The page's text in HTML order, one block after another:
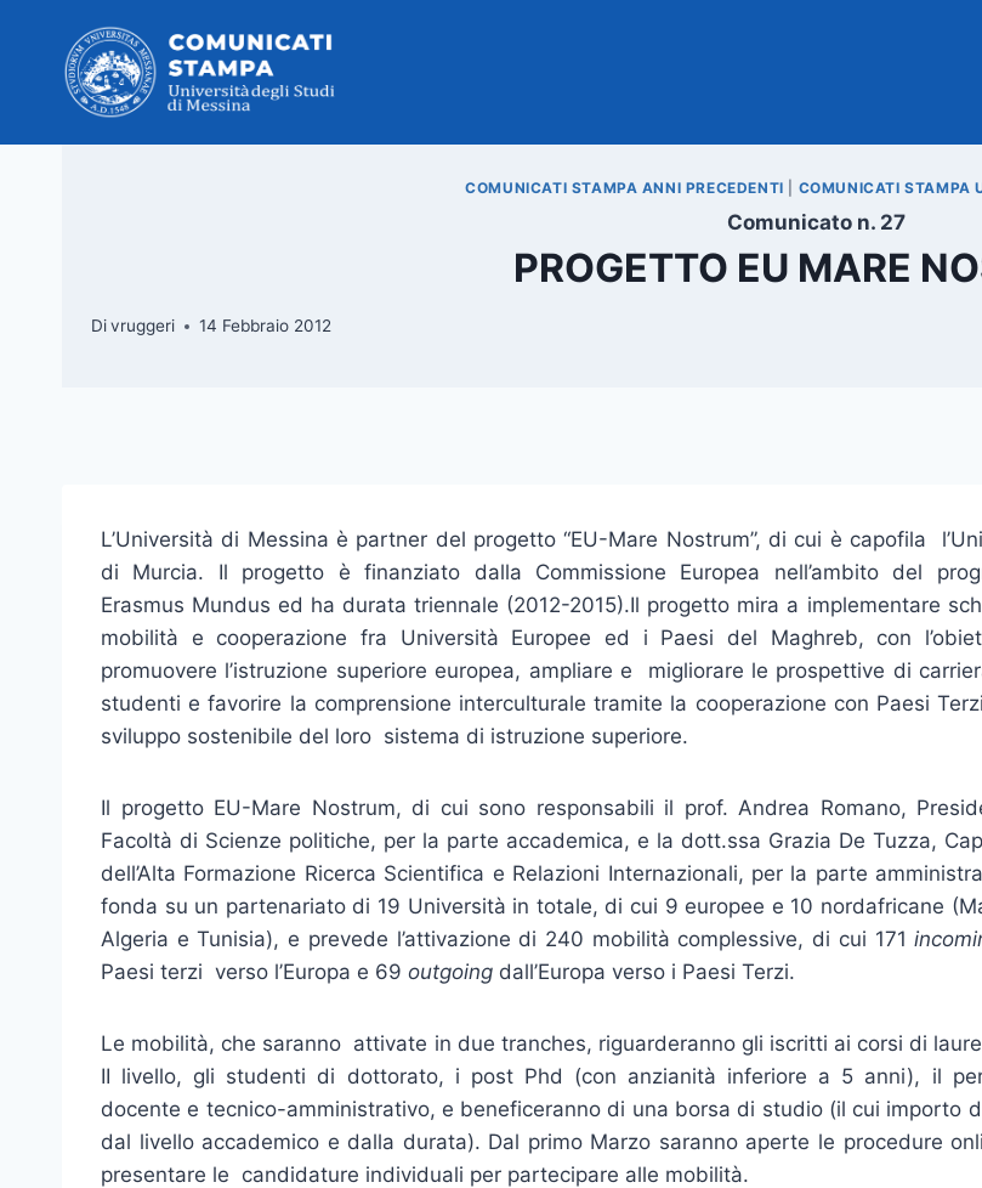
contenuto
COMUNICATI STAMPA ANNI PRECEDENTI COMUNICATI STAMPA
Comunicato n. 27
PROGETTO EU MARE
Divruggeri 14 Febbraio 2012
L’Università di Messina è partner del progetto “EU-Mare Nostrum”, di cui è capofila
di Murcia. Il progetto è finanziato dalla Commissione Europea nell’ambito del
Erasmus Mundus ed ha durata triennale (2012-2015).Il progetto mira a implementare
mobilità e cooperazione fra Università Europee ed i Paesi del Maghreb, con
promuovere l’istruzione superiore europea, ampliare e migliorare le prospettive di
studenti e favorire la comprensione interculturale tramite la cooperazione con Paesi
sviluppo sostenibile del loro sistema di istruzione superiore.
Il progetto EU-Mare Nostrum, di cui sono responsabili il prof. Andrea Romano,
Facoltà di Scienze politiche, per la parte accademica, e la dott.ssa Grazia De Tuzza,
dell’Alta Formazione Ricerca Scientifica e Relazioni Internazionali, per la parte
fonda su un partenariato di 19 Università in totale, di cui 9 europee e 10 nordafricane
Algeria e Tunisia), e prevede l’attivazione di 240 mobilità complessive, di cui 171
Paesi terzi verso l’Europa e 69 outgoing dall’Europa verso i Paesi Terzi.
Le mobilità, che saranno attivate in due tranches, riguarderanno gli iscritti ai corsi di
II livello, gli studenti di dottorato, i post Phd (con anzianità inferiore a 5 anni), il
docente e tecnico-amministrativo, e beneficeranno di una borsa di studio (il cui importo
dal livello accademico e dalla durata). Dal primo Marzo saranno aperte le procedure
presentare le candidature individuali per partecipare alle mobilità.